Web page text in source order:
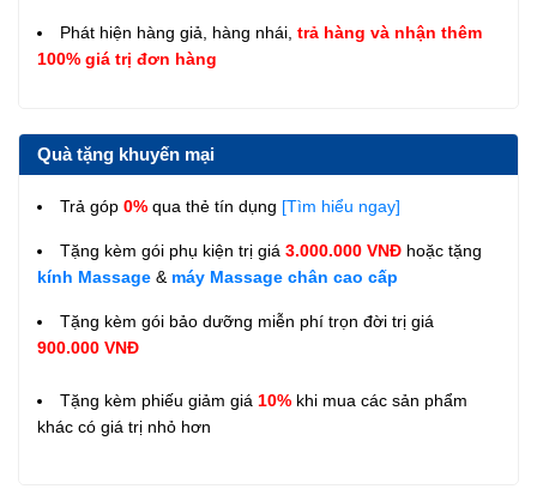
Phát hiện hàng giả, hàng nhái, trả hàng và nhận thêm
100% giá trị đơn hàng
Quà tặng khuyến mại
Trả góp 0% qua thẻ tín dụng [Tìm hiểu ngay]
Tặng kèm gói phụ kiện trị giá 3.000.000 VNĐ hoặc tặng
kính Massage & máy Massage chân cao cấp
Tặng kèm gói bảo dưỡng miễn phí trọn đời trị giá
900.000 VNĐ
Tặng kèm phiếu giảm giá 10% khi mua các sản phẩm
khác có giá trị nhỏ hơn